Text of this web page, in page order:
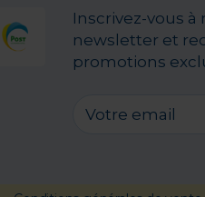
Inscrivez-vous à
newsletter et
promotions